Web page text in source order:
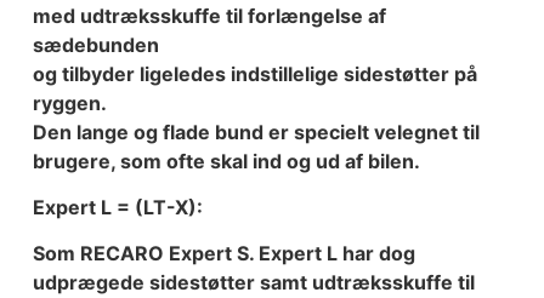
med udtræksskuffe til forlængelse af
sædebunden
og tilbyder ligeledes indstillelige sidestøtter på
ryggen.
Den lange og flade bund er specielt velegnet til
brugere, som ofte skal ind og ud af bilen.
Expert L = (LT-X):
Som RECARO Expert S. Expert L har dog
udprægede sidestøtter samt udtræksskuffe til